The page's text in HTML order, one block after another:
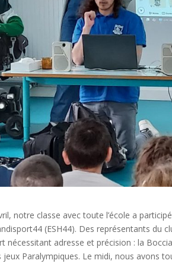
notre classe avec toute l’école a
(ESH44). Des représentants du
nécessitant adresse et précision : la
jeux Paralympiques. Le midi, nous avons